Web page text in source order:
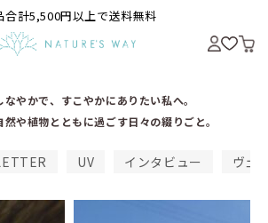
合計5,500円以上で送料無料
なやかで、すこやかにありたい私へ。
然や植物とともに過ごす日々の綴りごと。
UV インタビュー ヴェ